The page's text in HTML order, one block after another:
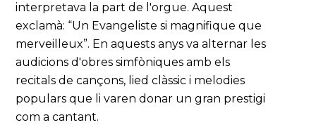
interpretava la part de l'orgue. Aquest
exclamà: “Un Evangeliste si magnifique que
merveilleux”. En aquests anys va alternar les
audicions d'obres simfòniques amb els
recitals de cançons, lied clàssic i melodies
populars que li varen donar un gran prestigi
com a cantant.